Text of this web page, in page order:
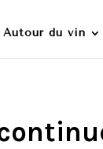
Autour du vin